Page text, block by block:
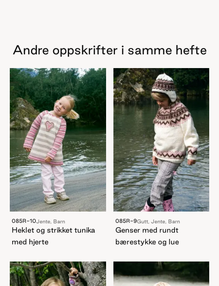
Andre oppskrifter i samme hefte
085R-10Jente, Barn
Heklet og strikket tunika
med hjerte
085R-9Gutt, Jente, Barn
Genser med rundt
bærestykke og lue